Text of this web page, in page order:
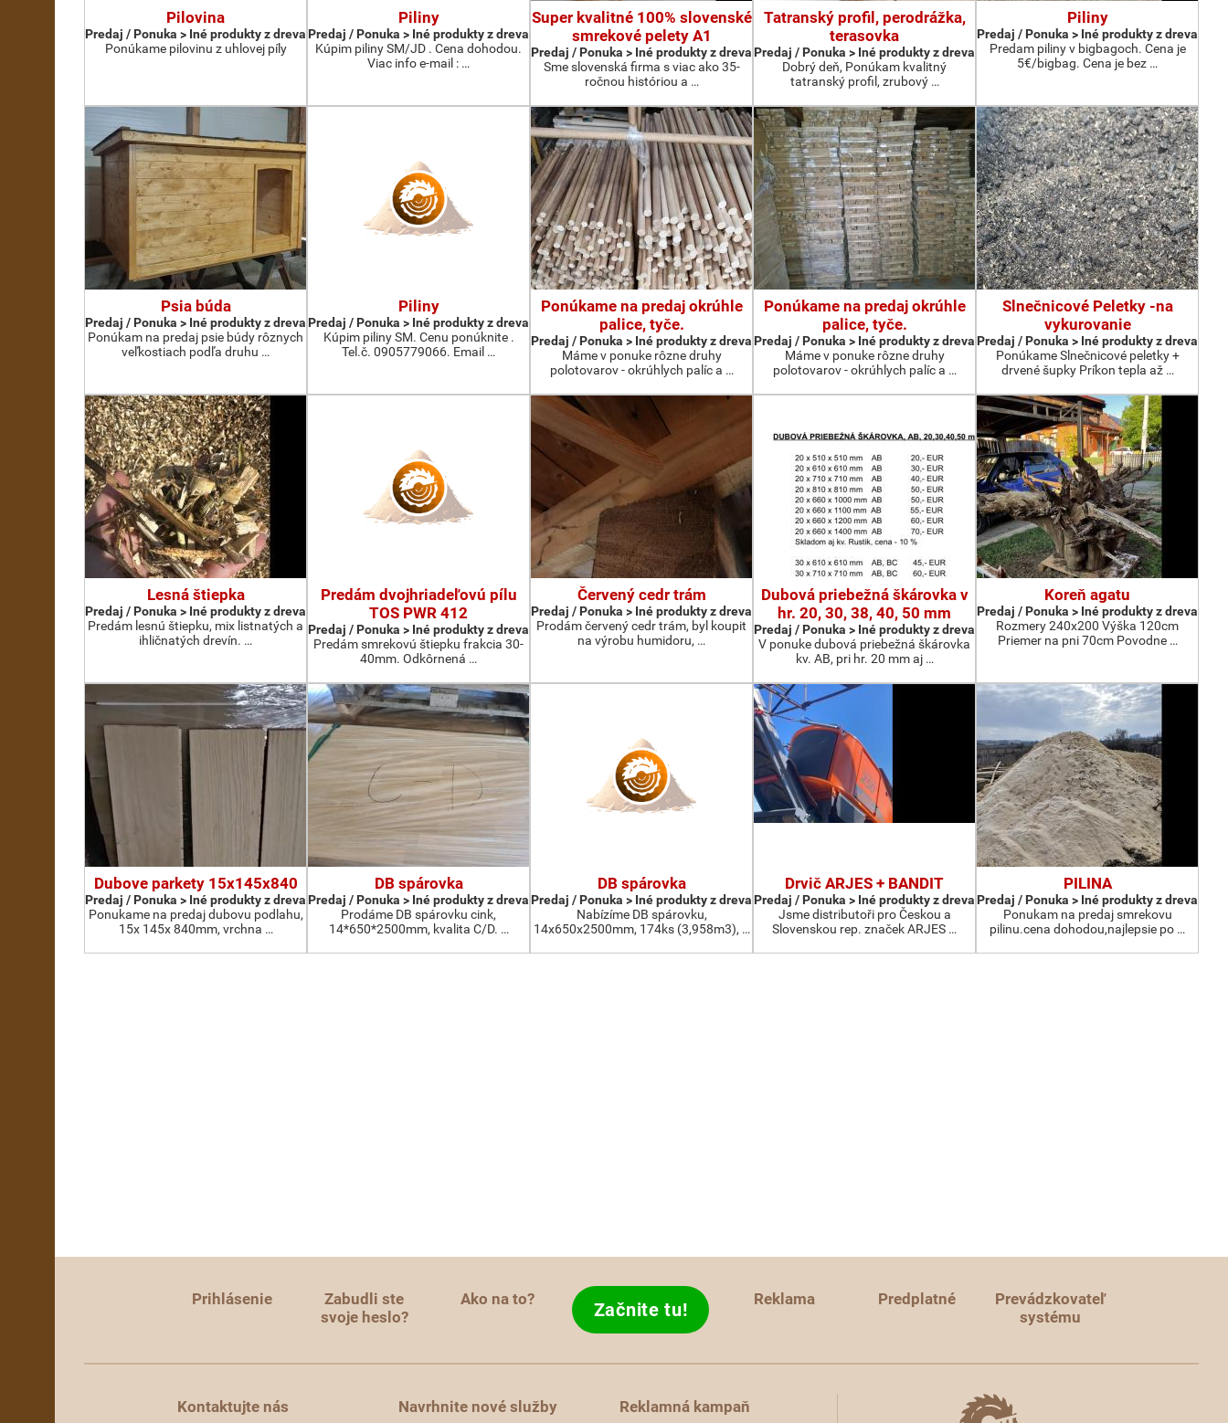
Pilovina
Predaj / Ponuka > Iné produkty z dreva
Ponúkame pilovinu z uhlovej píly
Piliny
Predaj / Ponuka > Iné produkty z dreva
Kúpim piliny SM/JD . Cena dohodou.
Viac info e-mail : …
Super kvalitné 100% slovenské
smrekové pelety A1
Predaj / Ponuka > Iné produkty z dreva
Sme slovenská firma s viac ako 35-
ročnou históriou a …
Tatranský profil, perodrážka,
terasovka
Predaj / Ponuka > Iné produkty z dreva
Dobrý deň, Ponúkam kvalitný
tatranský profil, zrubový …
Piliny
Predaj / Ponuka > Iné produkty z dreva
Predam piliny v bigbagoch. Cena je
5€/bigbag. Cena je bez …
Psia búda
Predaj / Ponuka > Iné produkty z dreva
Ponúkam na predaj psie búdy rôznych
veľkostiach podľa druhu …
Piliny
Predaj / Ponuka > Iné produkty z dreva
Kúpim piliny SM. Cenu ponúknite .
Tel.č. 0905779066. Email …
Ponúkame na predaj okrúhle
palice, tyče.
Predaj / Ponuka > Iné produkty z dreva
Máme v ponuke rôzne druhy
polotovarov - okrúhlych palíc a …
Ponúkame na predaj okrúhle
palice, tyče.
Predaj / Ponuka > Iné produkty z dreva
Máme v ponuke rôzne druhy
polotovarov - okrúhlych palíc a …
Slnečnicové Peletky -na
vykurovanie
Predaj / Ponuka > Iné produkty z dreva
Ponúkame Slnečnicové peletky +
drvené šupky Príkon tepla až …
Lesná štiepka
Predaj / Ponuka > Iné produkty z dreva
Predám lesnú štiepku, mix listnatých a
ihličnatých drevín. …
Predám dvojhriadeľovú pílu
TOS PWR 412
Predaj / Ponuka > Iné produkty z dreva
Predám smrekovú štiepku frakcia 30-
40mm. Odkôrnená …
Červený cedr trám
Predaj / Ponuka > Iné produkty z dreva
Prodám červený cedr trám, byl koupit
na výrobu humidoru, …
Dubová priebežná škárovka v
hr. 20, 30, 38, 40, 50 mm
Predaj / Ponuka > Iné produkty z dreva
V ponuke dubová priebežná škárovka
kv. AB, pri hr. 20 mm aj …
Koreň agatu
Predaj / Ponuka > Iné produkty z dreva
Rozmery 240x200 Výška 120cm
Priemer na pni 70cm Povodne …
Dubove parkety 15x145x840
Predaj / Ponuka > Iné produkty z dreva
Ponukame na predaj dubovu podlahu,
15x 145x 840mm, vrchna …
DB spárovka
Predaj / Ponuka > Iné produkty z dreva
Prodáme DB spárovku cink,
14*650*2500mm, kvalita C/D. …
DB spárovka
Predaj / Ponuka > Iné produkty z dreva
Nabízíme DB spárovku,
14x650x2500mm, 174ks (3,958m3), …
Drvič ARJES + BANDIT
Predaj / Ponuka > Iné produkty z dreva
Jsme distributoři pro Českou a
Slovenskou rep. značek ARJES …
PILINA
Predaj / Ponuka > Iné produkty z dreva
Ponukam na predaj smrekovu
pilinu.cena dohodou,najlepsie po …
Prihlásenie
Zabudli ste
svoje heslo?
Ako na to? Začnite tu! Reklama Predplatné
Prevádzkovateľ
systému
Kontaktujte nás Navrhnite nové služby Reklamná kampaň